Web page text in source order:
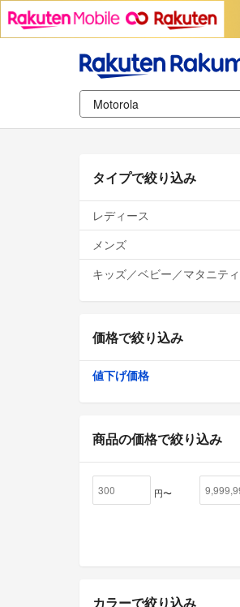
タイプで絞り込み
レディース
メンズ
キッズ／ベビー／マタニティ
価格で絞り込み
値下げ価格
商品の価格で絞り込み
円〜
カラーで絞り込み